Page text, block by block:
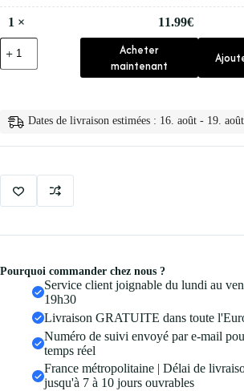
1 × 11.99€
quantité
de
🧴
Instantanee
Acheter
maintenant
Dates de livraison estimées : 16. août - 19. août
Pourquoi commander chez nous ?
Service client joignable du lundi au
19h30
Livraison GRATUITE dans toute
Numéro de suivi envoyé par e-mail
temps réel
France métropolitaine | Délai de
jusqu'à 7 à 10 jours ouvrables